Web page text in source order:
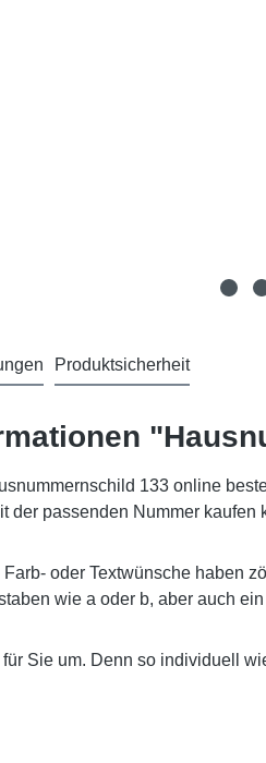
Produktsicherheit
133 online
der passenden Nummer
oder Textwünsche haben
wie a oder b, aber auch
Sie um. Denn so individuell